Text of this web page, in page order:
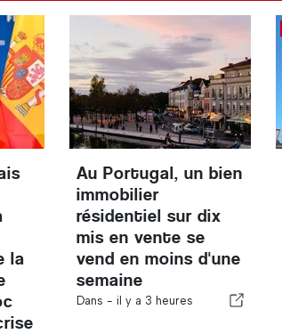
la
Au Portugal, un bien
immobilier
résidentiel sur dix
mis en vente se
vend en moins d'une
semaine
Dans -il y a 3 heures